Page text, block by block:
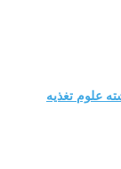
علوم تغذیه